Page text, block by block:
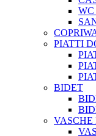
PIATTI
BIDET